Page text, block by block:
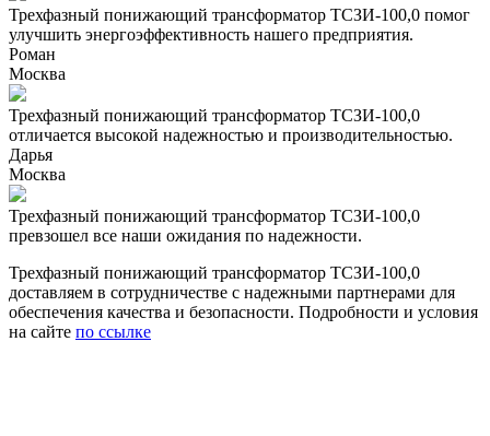
Трехфазный понижающий трансформатор ТСЗИ-100,0 помог
улучшить энергоэффективность нашего предприятия.
Роман
Москва
Трехфазный понижающий трансформатор ТСЗИ-100,0
отличается высокой надежностью и производительностью.
Дарья
Москва
Трехфазный понижающий трансформатор ТСЗИ-100,0
превзошел все наши ожидания по надежности.
Трехфазный понижающий трансформатор ТСЗИ-100,0
доставляем в сотрудничестве с надежными партнерами для
обеспечения качества и безопасности. Подробности и условия
на сайте по ссылке